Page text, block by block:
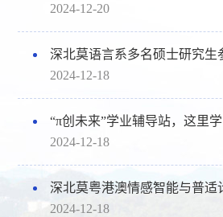
2024-12-20
2024-12-18
“π创未来”学业辅导站，这里
2024-12-18
2024-12-18